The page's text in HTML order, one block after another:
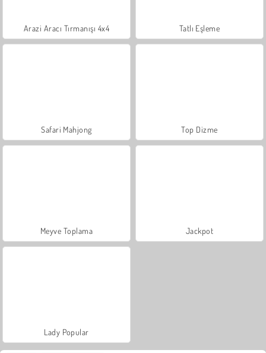
Arazi Aracı Tırmanışı 4x4 Tatlı Eşleme
Safari Mahjong Top Dizme
Meyve Toplama Jackpot
Lady Popular